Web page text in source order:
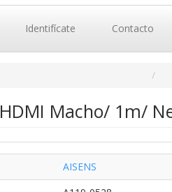
Identifícate Contacto
Macho/ 1m/
AISENS